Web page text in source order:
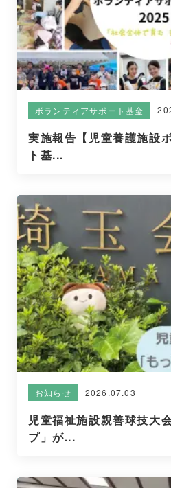
ボランティアサポート基金
実施報告【児童養護施設
ト基...
お知らせ 2026.07.03
児童福祉施設親善球技大
プ」が...